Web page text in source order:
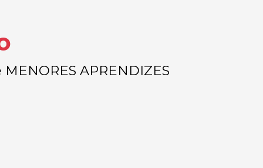
APRENDIZES